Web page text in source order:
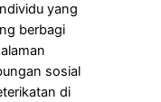
yang
berbagi
sosial
di